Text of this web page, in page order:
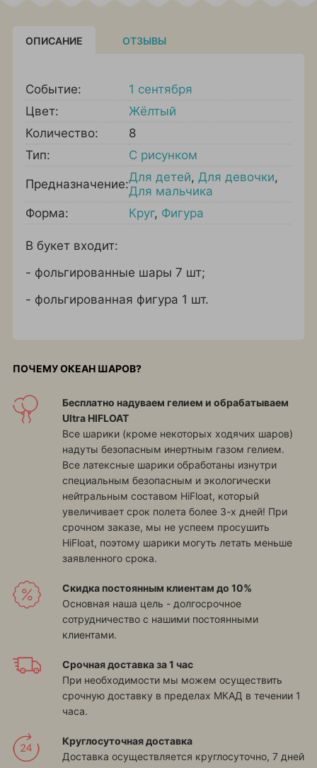
ОПИСАНИЕ ОТЗЫВЫ
Событие:
1 сентября
Цвет:
Жёлтый
Количество:
8
Тип:
С рисунком
Предназначение:Для детей, Для девочки,
Для мальчика
Форма:
Круг, Фигура
В букет входит:
- фольгированные шары 7 шт;
- фольгированная фигура 1 шт.
ПОЧЕМУ ОКЕАН ШАРОВ?
Бесплатно надуваем гелием и обрабатываем
Ultra HIFLOAT
Все шарики (кроме некоторых ходячих шаров)
надуты безопасным инертным газом гелием.
Все латексные шарики обработаны изнутри
специальным безопасным и экологически
нейтральным составом HiFloat, который
увеличивает срок полета более 3-х дней! При
срочном заказе, мы не успеем просушить
HiFloat, поэтому шарики могуть летать меньше
заявленного срока.
Скидка постоянным клиентам до 10%
Основная наша цель - долгосрочное
сотрудничество с нашими постоянными
клиентами.
Срочная доставка за 1 час
При необходимости мы можем осуществить
срочную доставку в пределах МКАД в течении 1
часа.
Круглосуточная доставка
Доставка осуществляется круглосуточно, 7 дней